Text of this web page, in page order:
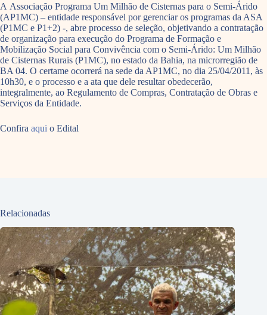
A Associação Programa Um Milhão de Cisternas para o Semi-Árido
(AP1MC) – entidade responsável por gerenciar os programas da ASA
(P1MC e P1+2) -, abre processo de seleção, objetivando a contratação
de organização para execução do Programa de Formação e
Mobilização Social para Convivência com o Semi-Árido: Um Milhão
de Cisternas Rurais (P1MC), no estado da Bahia, na microrregião de
BA 04. O certame ocorrerá na sede da AP1MC, no dia 25/04/2011, às
10h30, e o processo e a ata que dele resultar obedecerão,
integralmente, ao Regulamento de Compras, Contratação de Obras e
Serviços da Entidade.
Confira aqui o Edital
Relacionadas